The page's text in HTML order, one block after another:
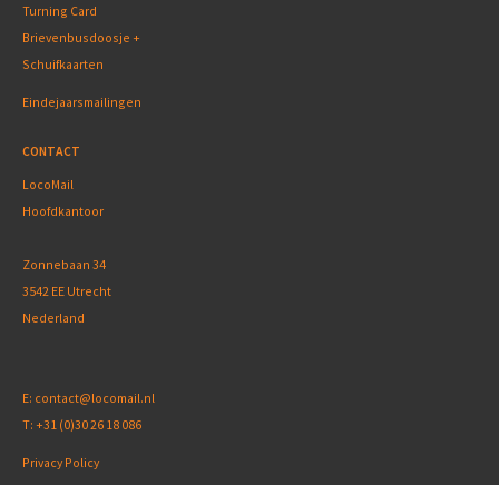
Turning Card
Brievenbusdoosje +
Schuifkaarten
Eindejaarsmailingen
CONTACT
LocoMail
Hoofdkantoor
Zonnebaan 34
3542 EE Utrecht
Nederland
E: contact@locomail.nl
T: +31 (0)30 26 18 086
Privacy Policy